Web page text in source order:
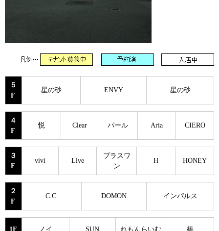
５
F
星の砂 ENVY 星の砂
４
F
悦 Clear パール Aria CIERO
３
F
vivi Live
プラスワ
ン
H HONEY
２
F
C.C. DOMON インパルス
1F ノイ SUN れもんらいむ 椿